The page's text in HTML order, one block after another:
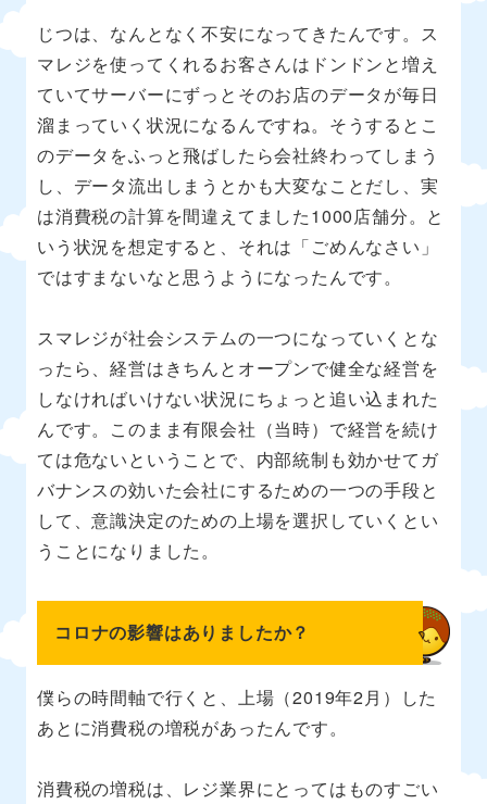
じつは、なんとなく不安になってきたんです。ス
マレジを使ってくれるお客さんはドンドンと増え
ていてサーバーにずっとそのお店のデータが毎日
溜まっていく状況になるんですね。そうするとこ
のデータをふっと飛ばしたら会社終わってしまう
し、データ流出しまうとかも大変なことだし、実
は消費税の計算を間違えてました1000店舗分。と
いう状況を想定すると、それは「ごめんなさい」
ではすまないなと思うようになったんです。
スマレジが社会システムの一つになっていくとな
ったら、経営はきちんとオープンで健全な経営を
しなければいけない状況にちょっと追い込まれた
んです。このまま有限会社（当時）で経営を続け
ては危ないということで、内部統制も効かせてガ
バナンスの効いた会社にするための一つの手段と
して、意識決定のための上場を選択していくとい
うことになりました。
コロナの影響はありましたか？
僕らの時間軸で行くと、上場（2019年2月）した
あとに消費税の増税があったんです。
消費税の増税は、レジ業界にとってはものすごい